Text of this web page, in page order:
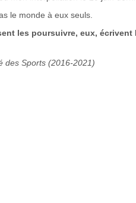
le monde à eux seuls.
les poursuivre, eux, écrivent
des Sports (2016-2021)